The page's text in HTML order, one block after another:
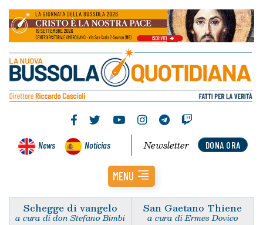
News Noticias DONA ORA
Newsletter
MENU
Schegge di vangelo
a cura di don Stefano Bimbi
San Gaetano Thiene
a cura di Ermes Dovico